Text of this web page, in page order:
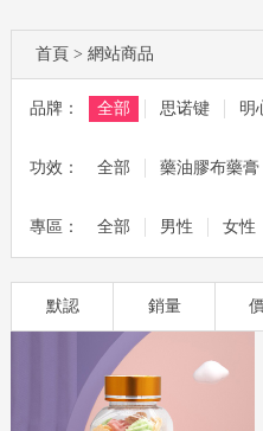
首頁 > 網站商品
品牌： 全部 思诺键 明
麥林 MAGLIN 茱
日本野原 ALN
欧明记
功效： 全部 藥油膠布藥膏
滋補湯料 美容美妝
功能藥品 食品
專區： 全部 男性 女性
滋補 孕嬰 洗護
默認 銷量